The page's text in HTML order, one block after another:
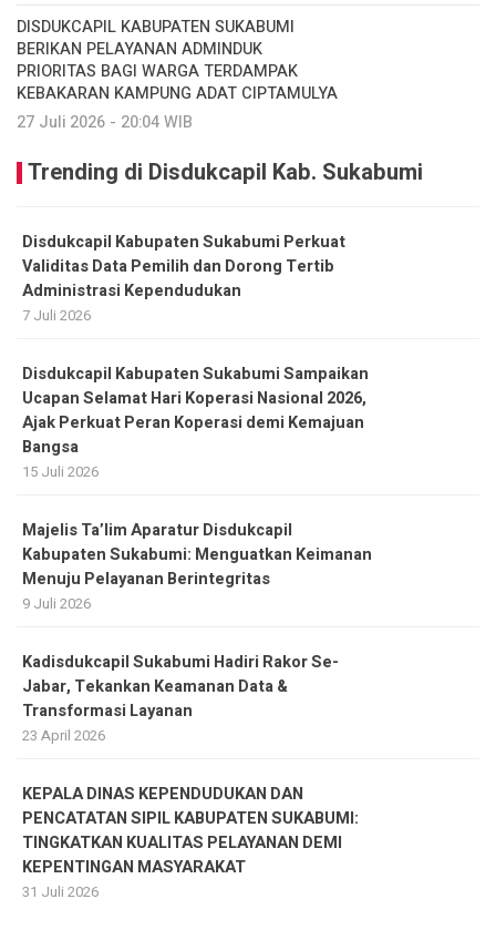
DISDUKCAPIL KABUPATEN SUKABUMI
BERIKAN PELAYANAN ADMINDUK
PRIORITAS BAGI WARGA TERDAMPAK
KEBAKARAN KAMPUNG ADAT CIPTAMULYA
27 Juli 2026 - 20:04 WIB
Trending di Disdukcapil Kab. Sukabumi
Disdukcapil Kabupaten Sukabumi Perkuat
Validitas Data Pemilih dan Dorong Tertib
Administrasi Kependudukan
7 Juli 2026
Disdukcapil Kabupaten Sukabumi Sampaikan
Ucapan Selamat Hari Koperasi Nasional 2026,
Ajak Perkuat Peran Koperasi demi Kemajuan
Bangsa
15 Juli 2026
Majelis Ta’lim Aparatur Disdukcapil
Kabupaten Sukabumi: Menguatkan Keimanan
Menuju Pelayanan Berintegritas
9 Juli 2026
Kadisdukcapil Sukabumi Hadiri Rakor Se-
Jabar, Tekankan Keamanan Data &
Transformasi Layanan
23 April 2026
KEPALA DINAS KEPENDUDUKAN DAN
PENCATATAN SIPIL KABUPATEN SUKABUMI:
TINGKATKAN KUALITAS PELAYANAN DEMI
KEPENTINGAN MASYARAKAT
31 Juli 2026